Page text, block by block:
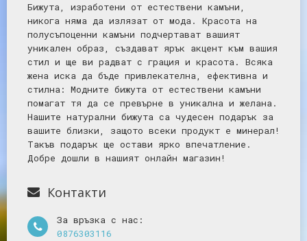
Бижута, изработени от естествени камъни,
никога няма да излязат от мода. Красота на
полусъпоценни камъни подчертават вашият
уникален образ, създават ярък акцент към вашия
стил и ще ви радват с грация и красота. Всяка
жена иска да бъде привлекателна, ефективна и
стилна: Mодните бижута от естествени камъни
помагат тя да се превърне в уникална и желана.
Нашите натурални бижута са чудесен подарък за
вашите близки, защото всеки продукт е минерал!
Такъв подарък ще остави ярко впечатление.
Добре дошли в нашият онлайн магазин!
Контакти
За връзка с нас:
0876303116